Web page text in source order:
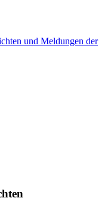
und Meldungen der